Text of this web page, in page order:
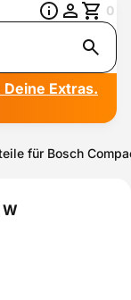
0
Deine Extras.
für Bosch